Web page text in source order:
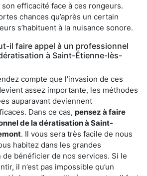
efficacité face à ces rongeurs.
chances qu’après un certain
s’habituent à la nuisance sonore.
il faire appel à un professionnel
à Saint-Étienne-lès-
compte que l’invasion de ces
assez importante, les méthodes
auparavant deviennent
Dans ce cas, pensez à faire
de la dératisation à Saint-
. Il vous sera très facile de nous
habitez dans les grandes
bénéficier de nos services. Si le
il n’est pas impossible qu’un